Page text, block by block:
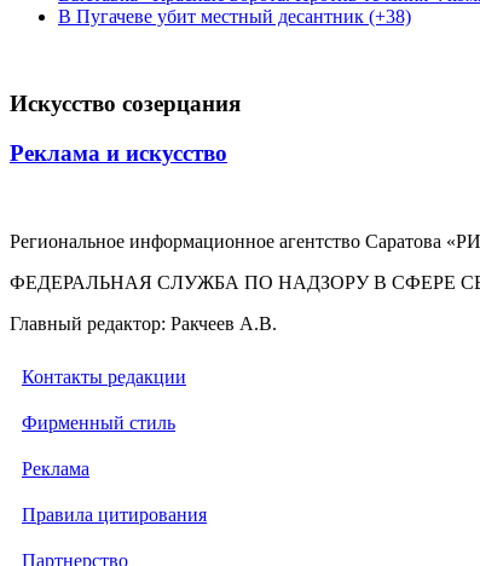
В Пугачеве убит местный десантник (+38)
Искусство созерцания
Реклама и искусство
Региональное информационное агентство Саратова
ФЕДЕРАЛЬНАЯ СЛУЖБА ПО НАДЗОРУ В
Главный редактор: Ракчеев А.В.
Контакты редакции
Фирменный стиль
Реклама
Правила цитирования
Партнерство